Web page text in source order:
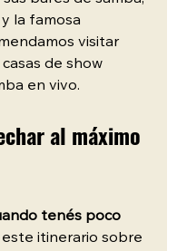
la famosa
visitar
de show
en vivo.
al máximo
tenés poco
itinerario sobre